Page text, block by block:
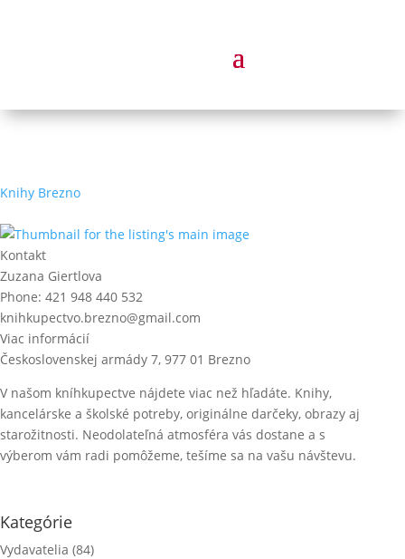
Knihy Brezno
Kontakt
Zuzana Giertlova
Phone: 421 948 440 532
knihkupectvo.brezno@gmail.com
Viac informácií
Československej armády 7, 977 01 Brezno
V našom kníhkupectve nájdete viac než hľadáte. Knihy,
kancelárske a školské potreby, originálne darčeky, obrazy aj
starožitnosti. Neodolateľná atmosféra vás dostane a s
výberom vám radi pomôžeme, tešíme sa na vašu návštevu.
Kategórie
Vydavatelia (84)